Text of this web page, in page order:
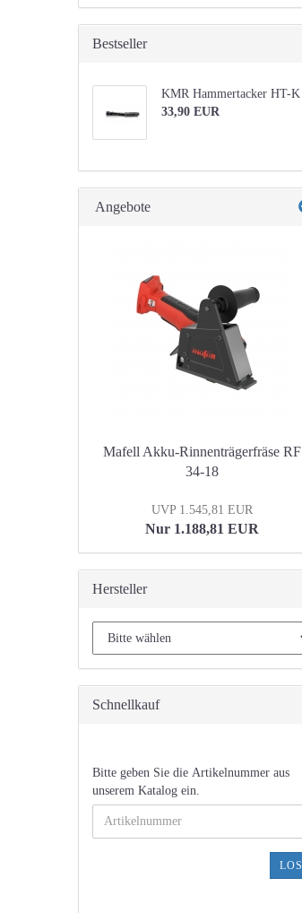
Bestseller
KMR Hammertacker HT-K
33,90 EUR
Angebote
Mafell Akku-Rinnenträgerfräse RF
34-18
UVP 1.545,81 EUR
Nur 1.188,81 EUR
Hersteller
Schnellkauf
BITTE
GEBEN
SIE
DIE
Bitte geben Sie die Artikelnummer aus
unserem Katalog ein.
LOS